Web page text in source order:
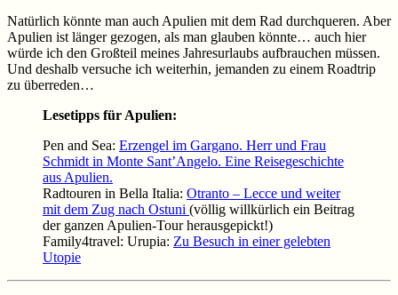
Natürlich könnte man auch Apulien mit dem Rad durchqueren. Aber
Apulien ist länger gezogen, als man glauben könnte… auch hier
würde ich den Großteil meines Jahresurlaubs aufbrauchen müssen.
Und deshalb versuche ich weiterhin, jemanden zu einem Roadtrip
zu überreden…
Lesetipps für Apulien:
Pen and Sea: Erzengel im Gargano. Herr und Frau
Schmidt in Monte Sant’Angelo. Eine Reisegeschichte
aus Apulien.
Radtouren in Bella Italia: Otranto – Lecce und weiter
mit dem Zug nach Ostuni (völlig willkürlich ein Beitrag
der ganzen Apulien-Tour herausgepickt!)
Family4travel: Urupia: Zu Besuch in einer gelebten
Utopie